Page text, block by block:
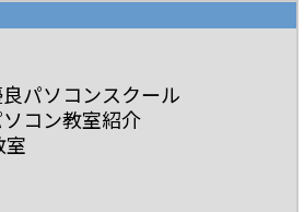
パソコンスクール
コン教室紹介
室